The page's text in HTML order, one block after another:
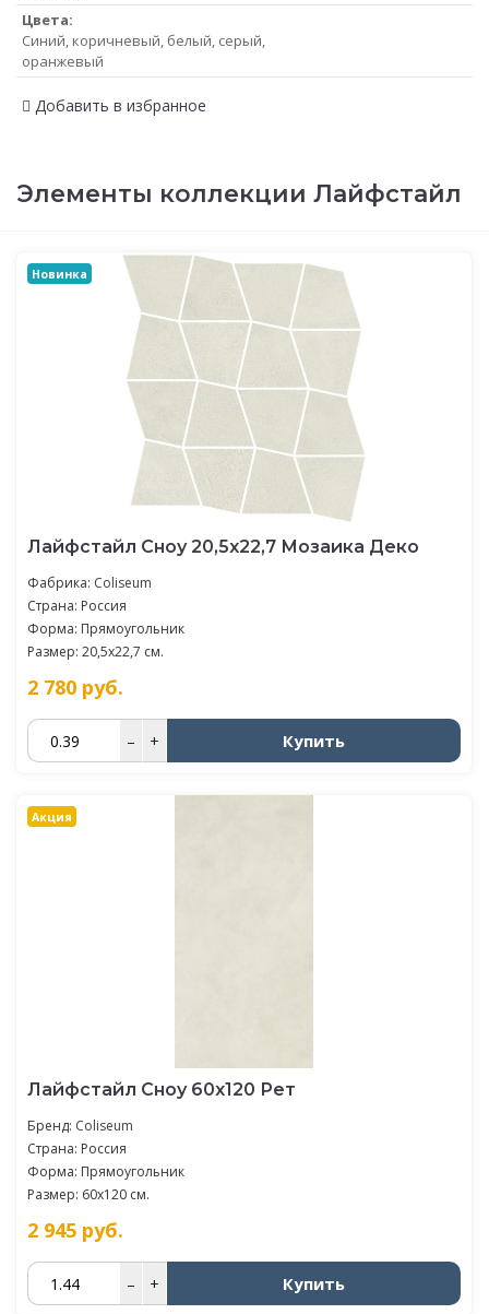
Цвета:
Синий, коричневый, белый, серый,
оранжевый
Добавить в избранное
Элементы коллекции Лайфстайл
Новинка
Лайфстайл Сноу 20,5x22,7 Мозаика Деко
Фабрика: Coliseum
Страна: Россия
Форма: Прямоугольник
Размер: 20,5x22,7 см.
2 780 руб.
– + Купить
Акция
Лайфстайл Сноу 60x120 Рет
Бренд: Coliseum
Страна: Россия
Форма: Прямоугольник
Размер: 60x120 см.
2 945 руб.
– + Купить